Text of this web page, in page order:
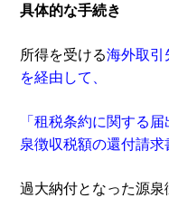
具体的な手続き
所得を受ける海外取引
を経由して、
「租税条約に関する
泉徴収税額の還付請
過大納付となった源